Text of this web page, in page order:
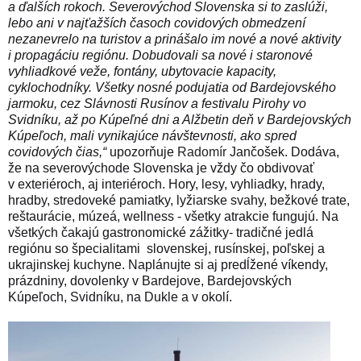
a ďalších rokoch. Severovýchod Slovenska si to zaslúži,
lebo ani v najťažších časoch covidových obmedzení
nezanevrelo na turistov a prinášalo im nové a nové aktivity
i propagáciu regiónu. Dobudovali sa nové i staronové
vyhliadkové veže, fontány, ubytovacie kapacity,
cyklochodníky. Všetky nosné podujatia od Bardejovského
jarmoku, cez Slávnosti Rusínov a festivalu Pirohy vo
Svidníku, až po Kúpeľné dni a Alžbetin deň v Bardejovských
Kúpeľoch, mali vynikajúce návštevnosti, ako spred
covidových čias,“upozorňuje Radomír Jančošek. Dodáva,
že na severovýchode Slovenska je vždy čo obdivovať
v exteriéroch, aj interiéroch. Hory, lesy, vyhliadky, hrady,
hradby, stredoveké pamiatky, lyžiarske svahy, bežkové trate,
reštaurácie, múzeá, wellness - všetky atrakcie fungujú. Na
všetkých čakajú gastronomické zážitky- tradičné jedlá
regiónu so špecialitami slovenskej, rusínskej, poľskej a
ukrajinskej kuchyne. Naplánujte si aj predĺžené víkendy,
prázdniny, dovolenky v Bardejove, Bardejovských
Kúpeľoch, Svidníku, na Dukle a v okolí.